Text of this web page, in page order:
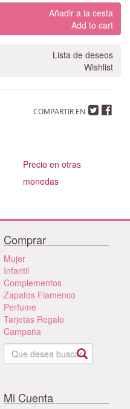
Añadir a la cesta
Add to cart
Lista de deseos
Wishlist
COMPARTIR EN
Precio en otras
monedas
Comprar
Mujer
Infantil
Complementos
Zapatos Flamenco
Perfume
Tarjetas Regalo
Campaña
Mi Cuenta